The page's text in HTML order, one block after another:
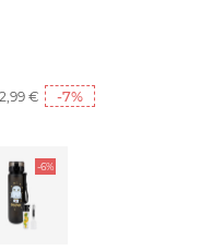
€ -7%
-6%